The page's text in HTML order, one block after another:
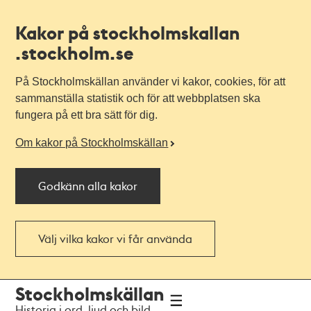
Kakor på stockholmskallan
.stockholm.se
På Stockholmskällan använder vi kakor, cookies, för att
sammanställa statistik och för att webbplatsen ska
fungera på ett bra sätt för dig.
Om kakor på Stockholmskällan
Godkänn alla kakor
Välj vilka kakor vi får använda
navigationen
huvudinnehållet
Stockholmskällan